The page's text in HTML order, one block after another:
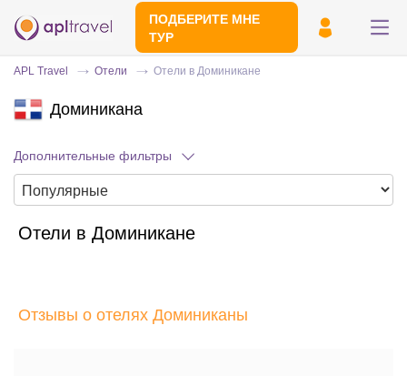
ПОДБЕРИТЕ МНЕ
ТУР
минут
APL Travel Отели Отели в Доминикане
Доминикана
Дополнительные фильтры
Отели в Доминикане
Отзывы о отелях Доминиканы